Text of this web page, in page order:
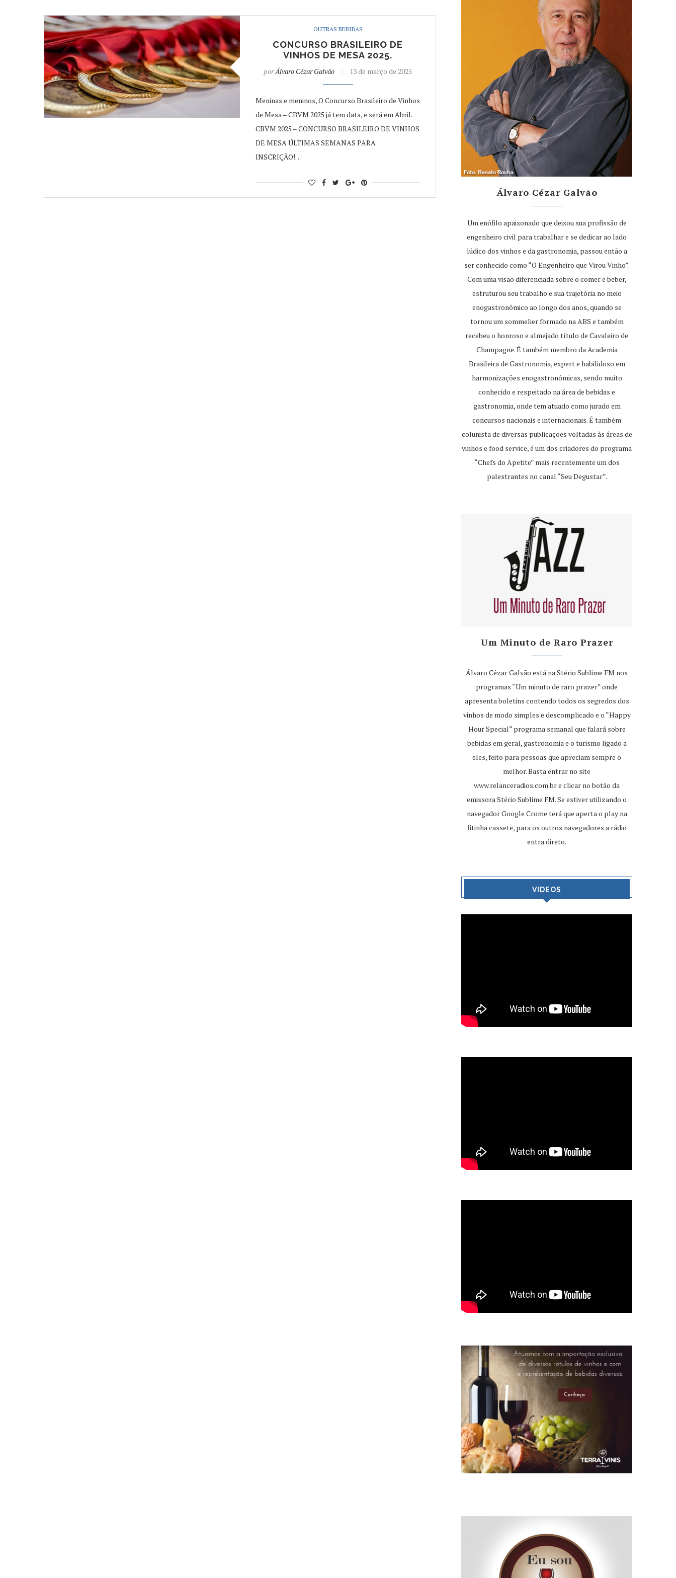
OUTRAS BEBIDAS
CONCURSO BRASILEIRO DE
VINHOS DE MESA 2025.
porÁlvaro Cézar Galvão 13 de março de 2025
Meninas e meninos, O Concurso Brasileiro de Vinhos
de Mesa – CBVM 2025 já tem data, e será em Abril.
CBVM 2025 – CONCURSO BRASILEIRO DE VINHOS
DE MESA ÚLTIMAS SEMANAS PARA
INSCRIÇÃO!…
Álvaro Cézar Galvão
Um enófilo apaixonado que deixou sua profissão de
engenheiro civil para trabalhar e se dedicar ao lado
lúdico dos vinhos e da gastronomia, passou então a
ser conhecido como “O Engenheiro que Virou Vinho”.
Com uma visão diferenciada sobre o comer e beber,
estruturou seu trabalho e sua trajetória no meio
enogastronômico ao longo dos anos, quando se
tornou um sommelier formado na ABS e também
recebeu o honroso e almejado título de Cavaleiro de
Champagne. É também membro da Academia
Brasileira de Gastronomia, expert e habilidoso em
harmonizações enogastronômicas, sendo muito
conhecido e respeitado na área de bebidas e
gastronomia, onde tem atuado como jurado em
concursos nacionais e internacionais. É também
colunista de diversas publicações voltadas às áreas de
vinhos e food service, é um dos criadores do programa
“Chefs do Apetite” mais recentemente um dos
palestrantes no canal “Seu Degustar”.
Um Minuto de Raro Prazer
Álvaro Cézar Galvão está na Stério Sublime FM nos
programas “Um minuto de raro prazer” onde
apresenta boletins contendo todos os segredos dos
vinhos de modo simples e descomplicado e o “Happy
Hour Special“ programa semanal que falará sobre
bebidas em geral, gastronomia e o turismo ligado a
eles, feito para pessoas que apreciam sempre o
melhor. Basta entrar no site
www.relanceradios.com.bre clicar no botão da
emissora Stério Sublime FM. Se estiver utilizando o
navegador Google Crome terá que aperta o play na
fitinha cassete, para os outros navegadores a rádio
entra direto.
VIDEOS